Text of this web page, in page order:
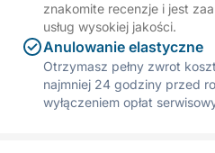
znakomite recenzje i jest
usług wysokiej jakości.
Anulowanie elastyczne
Otrzymasz pełny zwrot
najmniej 24 godziny przed
wyłączeniem opłat